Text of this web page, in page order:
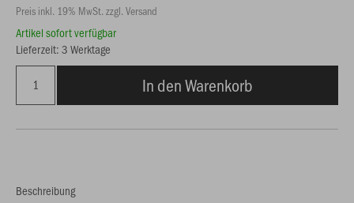
Preis inkl. 19% MwSt. zzgl. Versand
Artikel sofort verfügbar
Lieferzeit: 3 Werktage
In den Warenkorb
Beschreibung